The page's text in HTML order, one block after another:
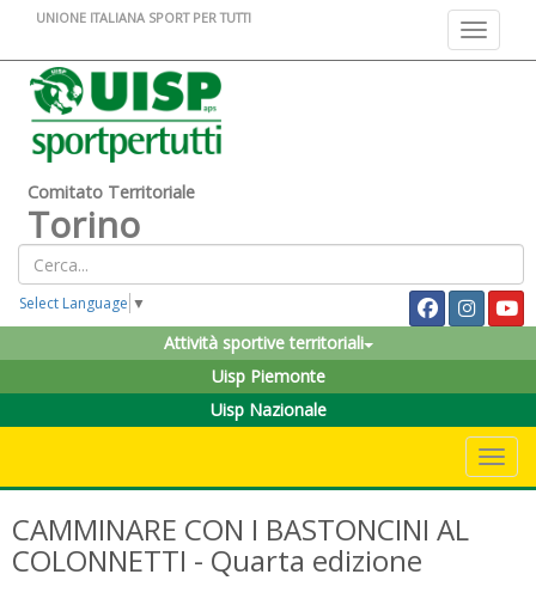
Toggle
UNIONE ITALIANA SPORT PER TUTTI
Comitato Territoriale
Torino
Select Language ▼
Attività sportive territoriali
Uisp Piemonte
Uisp Nazionale
CAMMINARE CON I BASTONCINI AL
COLONNETTI - Quarta edizione